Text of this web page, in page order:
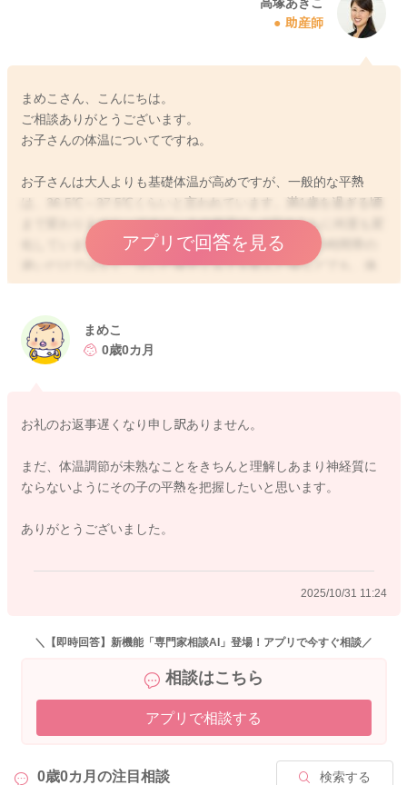
高塚あきこ
助産師
まめこさん、こんにちは。
ご相談ありがとうございます。
お子さんの体温についてですね。
お子さんは大人よりも基礎体温が高めですが、一般的な平熱
は、36.5℃～37.5℃くらいと言われています。満1歳を過ぎる頃
まで変わりません。ですが、人の体温は、1日のうちに何度も変
化しています。とくに赤ちゃんの場合には、朝昼晩の時間帯の
違いだけではなく、泣いた後やミルクを飲んだ後などでも、体
温が若干異なります。赤ちゃんの平熱を知るためには、毎日決
で、平均的な体温を知っておくことが大切です。一般的には、3
7.5℃以上ですと微熱、38.5℃以上あると、解熱剤を使用する目
以上の熱が続くのでなければ、あまりご心配ないですよ。お子
あり、誤差が出てしまったり、うまく測れないこともよくあり
ますね。どこを参考にするかというのは、なかなか難しいので
だければいいのではないかと思いますよ。また、お子さんの場
だいて、しばらく経ってから再度測ってみてくださいね。それ
よ。
アプリで回答を見る
まめこ
0歳0カ月
お礼のお返事遅くなり申し訳ありません。
まだ、体温調節が未熟なことをきちんと理解しあまり神経質に
ならないようにその子の平熱を把握したいと思います。
ありがとうございました。
2025/10/31 11:24
＼【即時回答】新機能「専門家相談AI」登場！アプリで今すぐ相談／
相談はこちら
アプリで相談する
0歳0カ月の注目相談 検索する